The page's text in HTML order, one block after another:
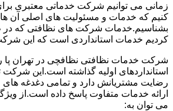
زمانی می توانیم شرکت خدماتی معتبری
کنیم که خدمات و مسئولیت های اصلی آن
بشناسیم.خدمات شرکت های نظافتی که در
کردیم خدمات استانداردی است که این شرکت
شرکت خدمات نظافتی نظافچی در تهران پا را
استانداردهای اولیه گذاشته است.این شرکت
رضایت مشتریانش دارد و تمامی دغدغه های
ارائه خدمات متفاوت پاسخ داده است.از
می توان به: